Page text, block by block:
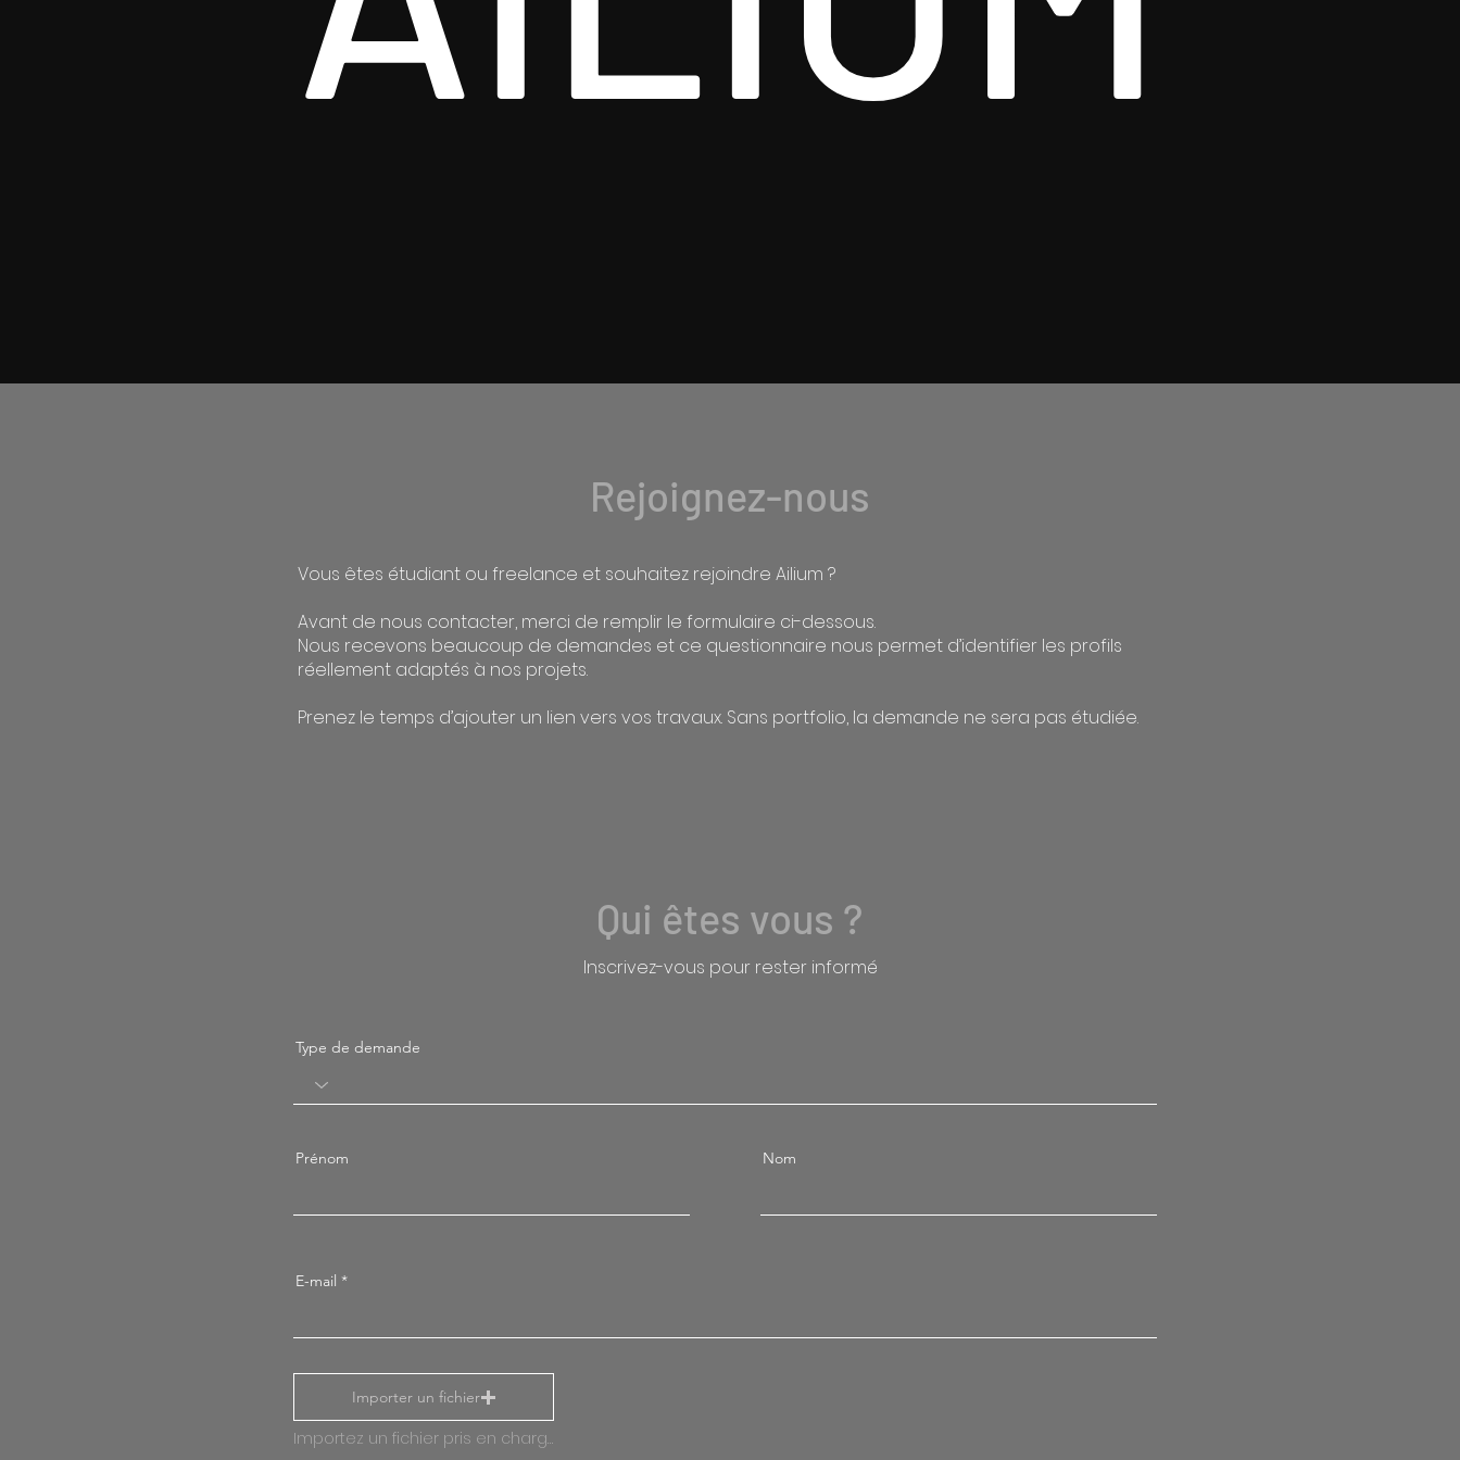
Rejoignez-nous
Vous êtes étudiant ou freelance et souhaitez rejoindre Ailium ?
Avant de nous contacter, merci de remplir le formulaire ci-dessous.
Nous recevons beaucoup de demandes et ce questionnaire nous permet d’identifier les profils
réellement adaptés à nos projets.
Prenez le temps d’ajouter un lien vers vos travaux. Sans portfolio, la demande ne sera pas étudiée.
Qui êtes vous ?
Inscrivez-vous pour rester informé
Type de demande
Prénom Nom
E-mail
Importer un fichier
Importez un fichier pris en charge (max. 15 Mo)